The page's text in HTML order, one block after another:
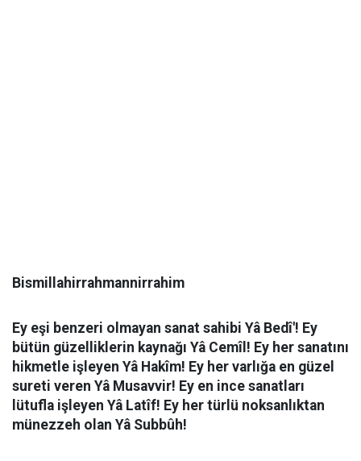
Bismillahirrahmannirrahim
Ey eşi benzeri olmayan sanat sahibi Yâ Bedî'! Ey
bütün güzelliklerin kaynağı Yâ Cemîl! Ey her sanatını
hikmetle işleyen Yâ Hakîm! Ey her varlığa en güzel
sureti veren Yâ Musavvir! Ey en ince sanatları
lütufla işleyen Yâ Latîf! Ey her türlü noksanlıktan
münezzeh olan Yâ Subbûh!